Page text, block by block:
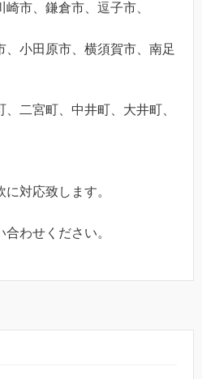
市、鎌倉市、逗子市、
、小田原市、横須賀市、南足
二宮町、中井町、大井町、
対応致します。
わせください。